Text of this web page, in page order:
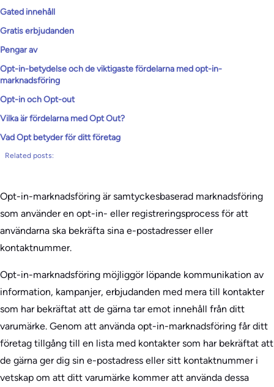
Gated innehåll
Gratis erbjudanden
Pengar av
Opt-in-betydelse och de viktigaste fördelarna med opt-in-
marknadsföring
Opt-in och Opt-out
Vilka är fördelarna med Opt Out?
Vad Opt betyder för ditt företag
Related posts:
Opt-in-marknadsföring är samtyckesbaserad marknadsföring
som använder en opt-in- eller registreringsprocess för att
användarna ska bekräfta sina e-postadresser eller
kontaktnummer.
Opt-in-marknadsföring möjliggör löpande kommunikation av
information, kampanjer, erbjudanden med mera till kontakter
som har bekräftat att de gärna tar emot innehåll från ditt
varumärke. Genom att använda opt-in-marknadsföring får ditt
företag tillgång till en lista med kontakter som har bekräftat att
de gärna ger dig sin e-postadress eller sitt kontaktnummer i
vetskap om att ditt varumärke kommer att använda dessa